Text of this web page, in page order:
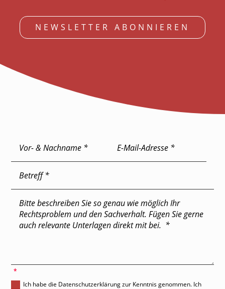
NEWSLETTER ABONNIEREN
Ich habe die Datenschutzerklärung zur Kenntnis genommen. Ich